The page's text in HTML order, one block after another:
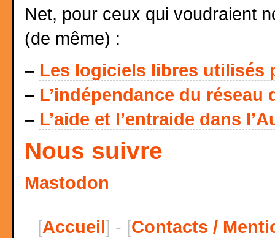
Net, pour ceux qui voudraient
(de même) :
– Les logiciels libres utilisés
– L’indépendance du réseau
– L’aide et l’entraide dans
Nous suivre
Mastodon
[Accueil] - [Contacts /